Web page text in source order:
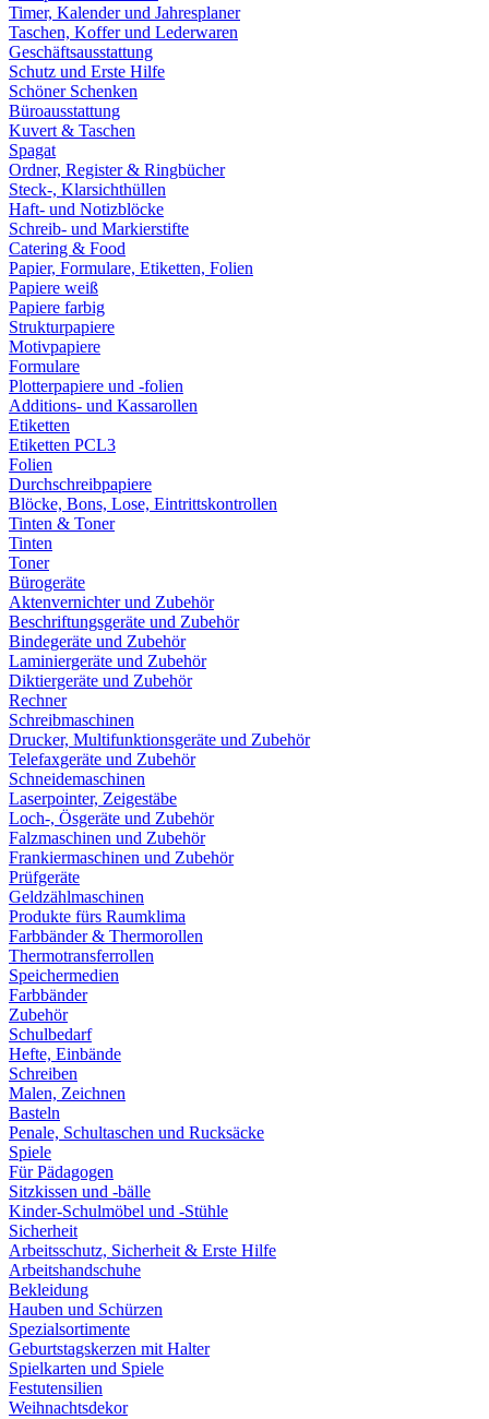
Timer, Kalender und Jahresplaner
Taschen, Koffer und Lederwaren
Geschäftsausstattung
Schutz und Erste Hilfe
Schöner Schenken
Büroausstattung
Kuvert & Taschen
Spagat
Ordner, Register & Ringbücher
Steck-, Klarsichthüllen
Haft- und Notizblöcke
Schreib- und Markierstifte
Catering & Food
Papier, Formulare, Etiketten, Folien
Papiere weiß
Papiere farbig
Strukturpapiere
Motivpapiere
Formulare
Plotterpapiere und -folien
Additions- und Kassarollen
Etiketten
Etiketten PCL3
Folien
Durchschreibpapiere
Blöcke, Bons, Lose, Eintrittskontrollen
Tinten & Toner
Tinten
Toner
Bürogeräte
Aktenvernichter und Zubehör
Beschriftungsgeräte und Zubehör
Bindegeräte und Zubehör
Laminiergeräte und Zubehör
Diktiergeräte und Zubehör
Rechner
Schreibmaschinen
Drucker, Multifunktionsgeräte und Zubehör
Telefaxgeräte und Zubehör
Schneidemaschinen
Laserpointer, Zeigestäbe
Loch-, Ösgeräte und Zubehör
Falzmaschinen und Zubehör
Frankiermaschinen und Zubehör
Prüfgeräte
Geldzählmaschinen
Produkte fürs Raumklima
Farbbänder & Thermorollen
Thermotransferrollen
Speichermedien
Farbbänder
Zubehör
Schulbedarf
Hefte, Einbände
Schreiben
Malen, Zeichnen
Basteln
Penale, Schultaschen und Rucksäcke
Spiele
Für Pädagogen
Sitzkissen und -bälle
Kinder-Schulmöbel und -Stühle
Sicherheit
Arbeitsschutz, Sicherheit & Erste Hilfe
Arbeitshandschuhe
Bekleidung
Hauben und Schürzen
Spezialsortimente
Geburtstagskerzen mit Halter
Spielkarten und Spiele
Festutensilien
Weihnachtsdekor